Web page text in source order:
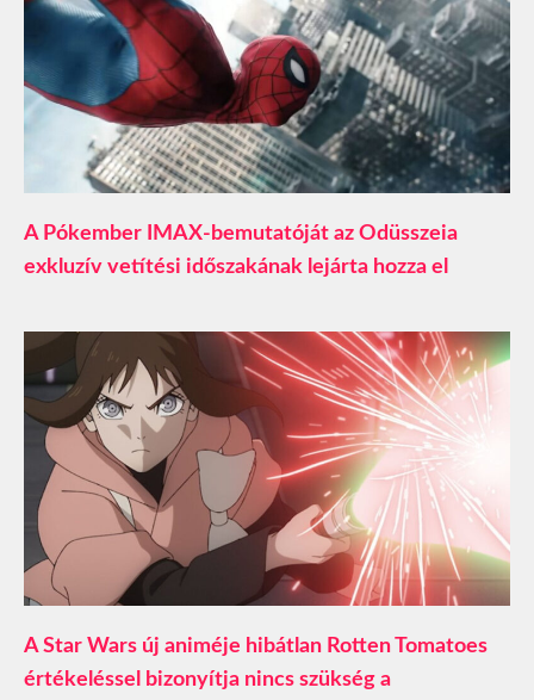
A Pókember IMAX-bemutatóját az Odüsszeia
exkluzív vetítési időszakának lejárta hozza el
A Star Wars új animéje hibátlan Rotten Tomatoes
értékeléssel bizonyítja nincs szükség a